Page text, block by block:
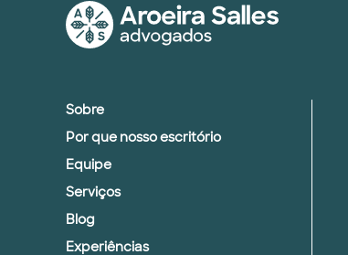
Sobre
Por que nosso escritório
Equipe
Serviços
Blog
Experiências